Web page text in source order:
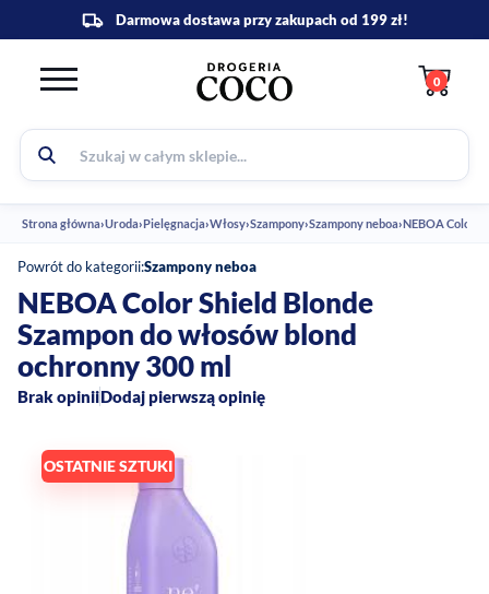
0
Strona główna›Uroda›Pielęgnacja›Włosy›Szampony›Szampony neboa›NEBOA Color
OSTATNIE SZTUKI
Powrót do kategorii:Szampony neboa
NEBOA Color Shield Blonde
Szampon do włosów blond
ochronny 300 ml
Brak opiniiDodaj pierwszą opinię